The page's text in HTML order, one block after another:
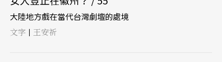
大陸地方戲在當代台灣劇壇的處境
文字 | 王安祈